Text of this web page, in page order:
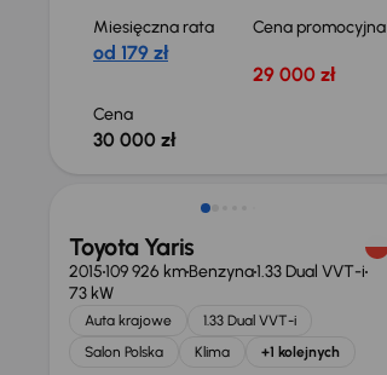
Miesięczna rata
od 179 zł
Cena promocyjna
29 000 zł
Cena
30 000 zł
Toyota Yaris
2015109 926 kmBenzyna1.33 Dual VVT-i
73 kW
Auta krajowe
1.33 Dual VVT-i
Salon Polska
Klima +1 kolejnych